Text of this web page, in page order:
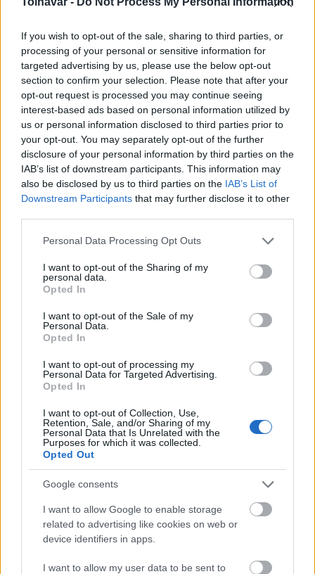
If you wish to opt-out of the sale, sharing to third parties, or
processing of your personal or sensitive information for
targeted advertising by us, please use the below opt-out
section to confirm your selection. Please note that after your
opt-out request is processed you may continue seeing
interest-based ads based on personal information utilized by
us or personal information disclosed to third parties prior to
your opt-out. You may separately opt-out of the further
disclosure of your personal information by third parties on the
IAB’s list of downstream participants. This information may
also be disclosed by us to third parties on the IAB’s List of
Downstream Participants that may further disclose it to other
Please note that this website/app uses one or more Google
not limited to your visit or usage behaviour. You may click to
grant or deny consent to Google and its third-party tags to
use your data for below specified purposes in below Google
consent section.
Personal Data Processing Opt Outs
I want to opt-out of the Sharing of my
personal data.
Opted In
I want to opt-out of the Sale of my
Personal Data.
Opted In
I want to opt-out of processing my
Personal Data for Targeted Advertising.
Opted In
I want to opt-out of Collection, Use,
Retention, Sale, and/or Sharing of my
Personal Data that Is Unrelated with the
Purposes for which it was collected.
Opted Out
Google consents
I want to allow Google to enable storage
related to advertising like cookies on web or
device identifiers in apps.
I want to allow my user data to be sent to
önkormányzata.
A külső után belső felújítással folytatódik a Paksi
Polgármesteri Hivatal korszerűsítése
Aktuális
A megújult külső után belső helyiségek korszerűsítésével
folytatódik a paksi polgármesteri hivatal épületének
rekonstrukciója. A Jövőnk Energiája Térségfejlesztési Alapítvány
(JETA) pályázatán a mosdók és a konyha teljes körű felújítására,
valamint melegítőkonyha kialakítására nyert támogatást az
Korszerűsítette az útdíjhasználati ellenőrzéseket a
NÚSZ Zrt.